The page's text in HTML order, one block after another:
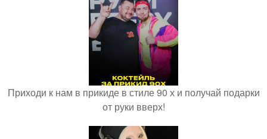
Приходи к нам в прикиде в стиле 90 х и получай подарки
от руки вверх!